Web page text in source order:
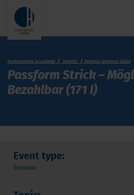
Hohenstein Academy Events Details without date
Passform Strick –
Bezahlbar (171 I)
Event type:
Seminar